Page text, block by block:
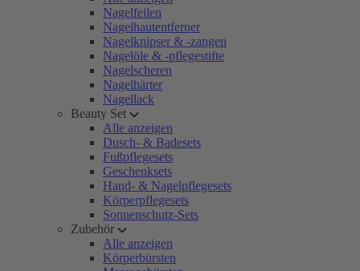
Nagelfeilen
Nagelhautentferner
Nagelknipser & -zangen
Nagelöle & -pflegestifte
Nagelscheren
Nagelhärter
Nagellack
Beauty Set
Alle anzeigen
Dusch- & Badesets
Fußpflegesets
Geschenksets
Hand- & Nagelpflegesets
Körperpflegesets
Sonnenschutz-Sets
Zubehör
Alle anzeigen
Körperbürsten